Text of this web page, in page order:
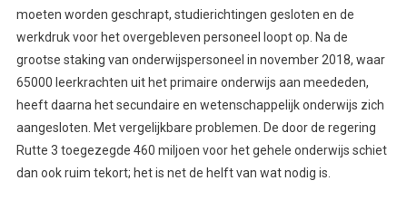
moeten worden geschrapt, studierichtingen gesloten en de
werkdruk voor het overgebleven personeel loopt op. Na de
grootse staking van onderwijspersoneel in november 2018, waar
65000 leerkrachten uit het primaire onderwijs aan meededen,
heeft daarna het secundaire en wetenschappelijk onderwijs zich
aangesloten. Met vergelijkbare problemen. De door de regering
Rutte 3 toegezegde 460 miljoen voor het gehele onderwijs schiet
dan ook ruim tekort; het is net de helft van wat nodig is.